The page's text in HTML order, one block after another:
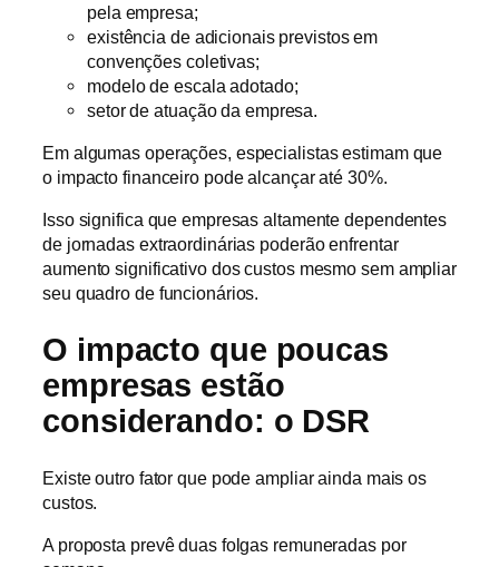
pela empresa;
existência de adicionais previstos em
convenções coletivas;
modelo de escala adotado;
setor de atuação da empresa.
Em algumas operações, especialistas estimam que
o impacto financeiro pode alcançar até 30%.
Isso significa que empresas altamente dependentes
de jornadas extraordinárias poderão enfrentar
aumento significativo dos custos mesmo sem ampliar
seu quadro de funcionários.
O impacto que poucas
empresas estão
considerando: o DSR
Existe outro fator que pode ampliar ainda mais os
custos.
A proposta prevê duas folgas remuneradas por